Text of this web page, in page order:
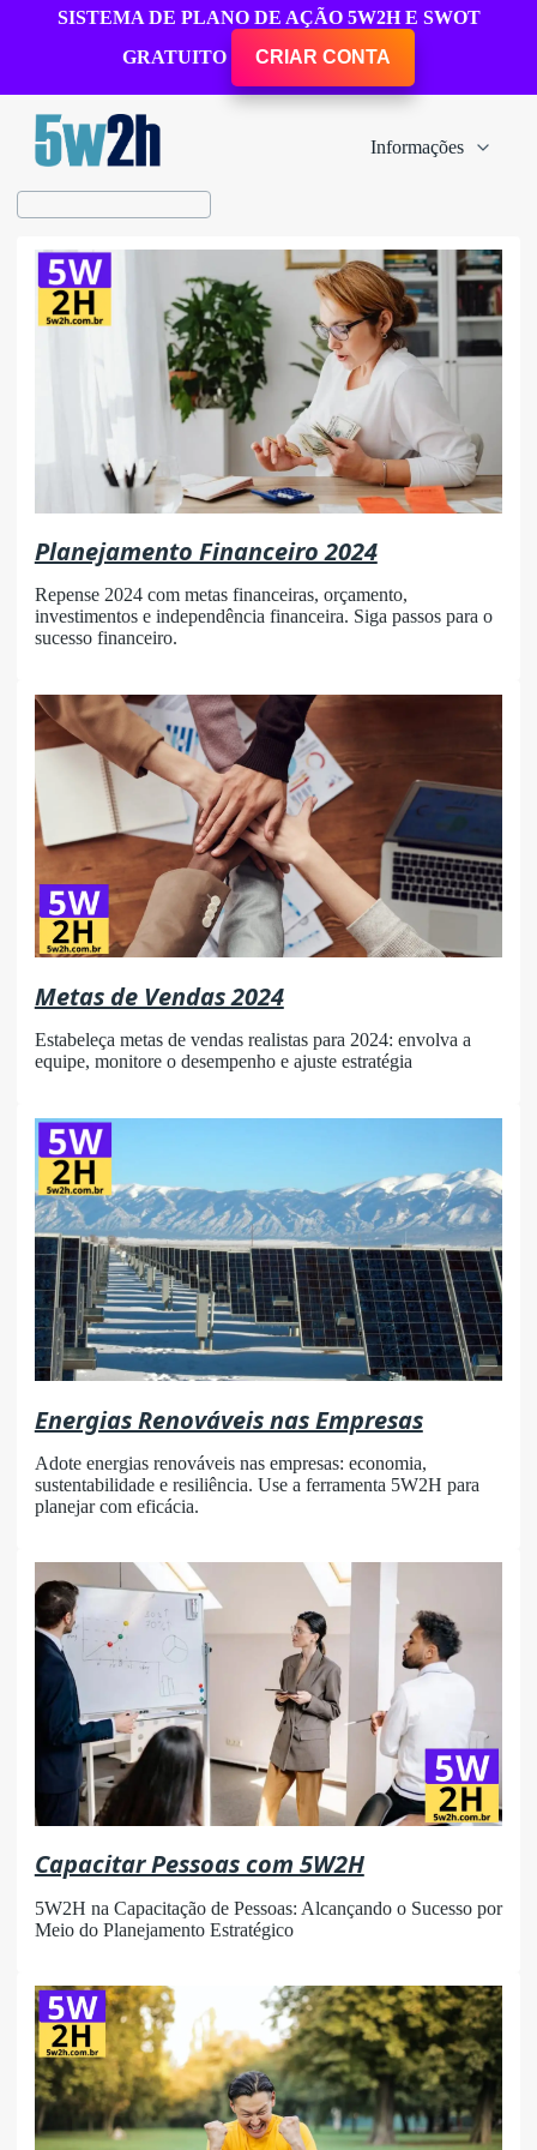
SISTEMA DE PLANO DE AÇÃO 5W2H E SWOT
GRATUITO
CRIAR CONTA
Informações
Planejamento Financeiro 2024
Repense 2024 com metas financeiras, orçamento,
investimentos e independência financeira. Siga passos para o
sucesso financeiro.
Metas de Vendas 2024
Estabeleça metas de vendas realistas para 2024: envolva a
equipe, monitore o desempenho e ajuste estratégia
Energias Renováveis nas Empresas
Adote energias renováveis nas empresas: economia,
sustentabilidade e resiliência. Use a ferramenta 5W2H para
planejar com eficácia.
Capacitar Pessoas com 5W2H
5W2H na Capacitação de Pessoas: Alcançando o Sucesso por
Meio do Planejamento Estratégico